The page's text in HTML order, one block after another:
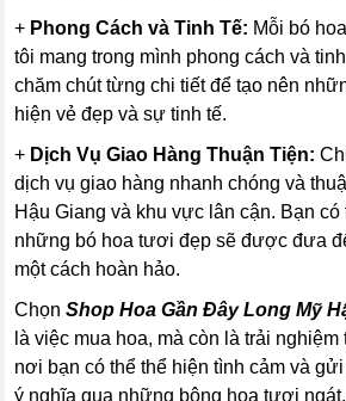
+ Phong Cách và Tinh Tế: Mỗi bó
tôi mang trong mình phong cách và
chăm chút từng chi tiết để tạo nên
hiện vẻ đẹp và sự tinh tế.
+ Dịch Vụ Giao Hàng Thuận Tiện:
dịch vụ giao hàng nhanh chóng và
Hậu Giang và khu vực lân cận. Bạn có
những bó hoa tươi đẹp sẽ được đưa
một cách hoàn hảo.
Chọn Shop Hoa Gần Đây Long Mỹ
là việc mua hoa, mà còn là trải nghiệm
nơi bạn có thể thể hiện tình cảm và
ý nghĩa qua những bông hoa tươi ngát.